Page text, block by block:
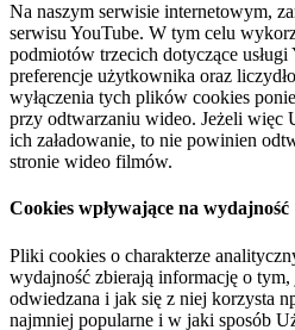
Na naszym serwisie internetowym,
serwisu YouTube. W tym celu
podmiotów trzecich dotyczące
preferencje użytkownika oraz
wyłączenia tych plików cookies
przy odtwarzaniu wideo. Jeżeli więc
ich załadowanie, to nie powinien
stronie wideo filmów.
Cookies wpływające na wydajność
Pliki cookies o charakterze
wydajność zbierają informację o tym,
odwiedzana i jak się z niej korzysta
najmniej popularne i w jaki sposób